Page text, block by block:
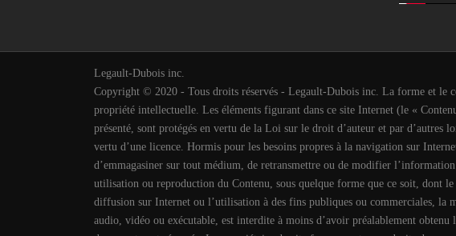
Legault-Dubois inc.
Copyright © 2020 - Tous droits réservés - Legault-Dubois inc. La forme et le
propriété intellectuelle. Les éléments figurant dans ce site Internet (le «
présenté, sont protégés en vertu de la Loi sur le droit d’auteur et par
vertu d’une licence. Hormis pour les besoins propres à la navigation sur
d’emmagasiner sur tout médium, de retransmettre ou de modifier
utilisation ou reproduction du Contenu, sous quelque forme que ce soit, dont
diffusion sur Internet ou l’utilisation à des fins publiques ou commerciales,
audio, vidéo ou exécutable, est interdite à moins d’avoir préalablement